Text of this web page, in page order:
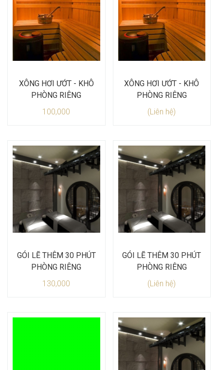
XÔNG HƠI ƯỚT - KHÔ
PHÒNG RIÊNG
100,000
XÔNG HƠI ƯỚT - KHÔ
PHÒNG RIÊNG
(Liên hệ)
GÓI LẼ THÊM 30 PHÚT
PHÒNG RIÊNG
130,000
GÓI LẼ THÊM 30 PHÚT
PHÒNG RIÊNG
(Liên hệ)